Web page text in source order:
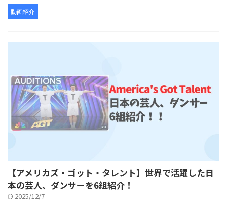
動画紹介
【アメリカズ・ゴット・タレント】世界で活躍した日
本の芸人、ダンサーを6組紹介！
2025/12/7